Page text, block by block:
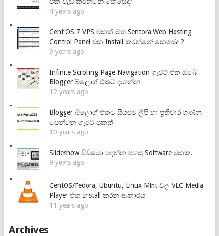
4 years ago
Cent OS 7 VPS එකක් මත Sentora Web Hosting
Control Panel එක Install කරන්නේ කෙසේද ?
9 years ago
Infinite Scrolling Page Navigation ගැජට් එක ඔබේ
Blogger බ්ලොග් එකට දාගන්න
12 years ago
Blogger බ්ලොග් එකට සියළුම ලිපි හා ප්‍රතිචාර ගණන
පෙන්වන ගැජට් එකක්
10 years ago
Slideshow වීඩියෝ හදන්න පහසු Software එකක්.
9 years ago
CentOS/Fedora, Ubuntu, Linux Mint වල VLC Media
Player එක Install කරන ආකාරය
11 years ago
Archives